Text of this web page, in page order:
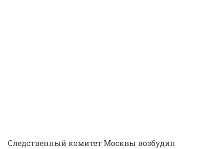
Следственный комитет Москвы возбудил